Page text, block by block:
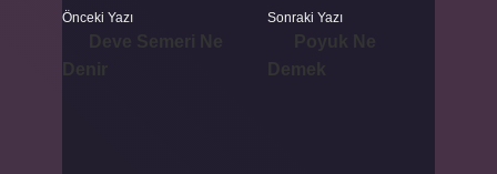
Önceki Yazı Sonraki Yazı